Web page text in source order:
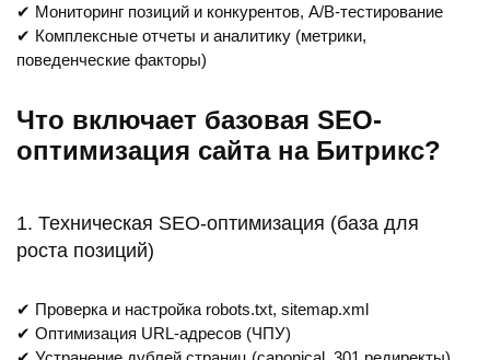
✔ Мониторинг позиций и конкурентов, A/B-тестирование
✔ Комплексные отчеты и аналитику (метрики,
поведенческие факторы)
Что включает базовая SEO-
оптимизация сайта на Битрикс?
1. Техническая SEO-оптимизация (база для
роста позиций)
✔ Проверка и настройка robots.txt, sitemap.xml
✔ Оптимизация URL-адресов (ЧПУ)